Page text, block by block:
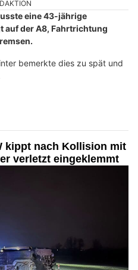
eine 43-jährige
auf der A8, Fahrtrichtung
bemerkte dies zu spät und
kippt nach Kollision mit
verletzt eingeklemmt